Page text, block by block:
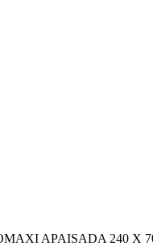
APAISADA 240 X